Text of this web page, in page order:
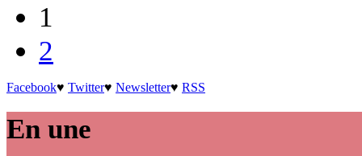
1
2
Facebook♥ Twitter♥ Newsletter♥ RSS
En une